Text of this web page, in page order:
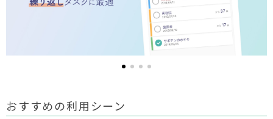
おすすめの利用シーン